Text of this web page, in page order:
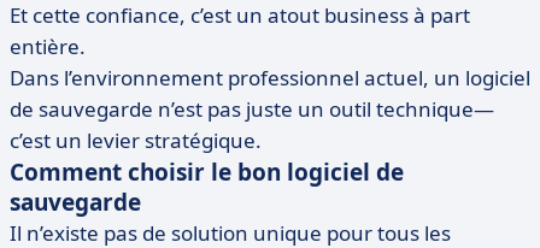
Et cette confiance, c’est un atout business à part
entière.
Dans l’environnement professionnel actuel, un logiciel
de sauvegarde n’est pas juste un outil technique—
c’est un levier stratégique.
Comment choisir le bon logiciel de
sauvegarde
Il n’existe pas de solution unique pour tous les